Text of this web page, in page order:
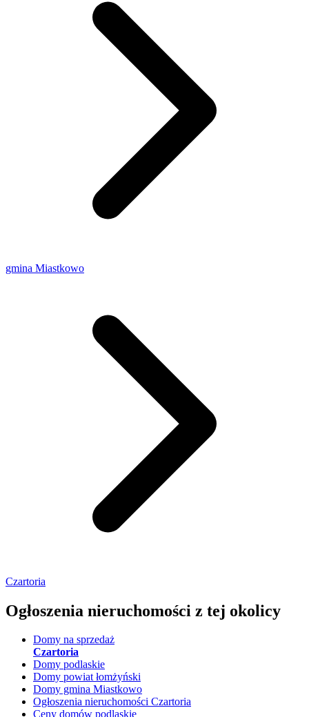
gmina Miastkowo
Czartoria
Ogłoszenia nieruchomości z tej okolicy
Domy na sprzedaż
Czartoria
Domy podlaskie
Domy powiat łomżyński
Domy gmina Miastkowo
Ogłoszenia nieruchomości Czartoria
Ceny domów podlaskie